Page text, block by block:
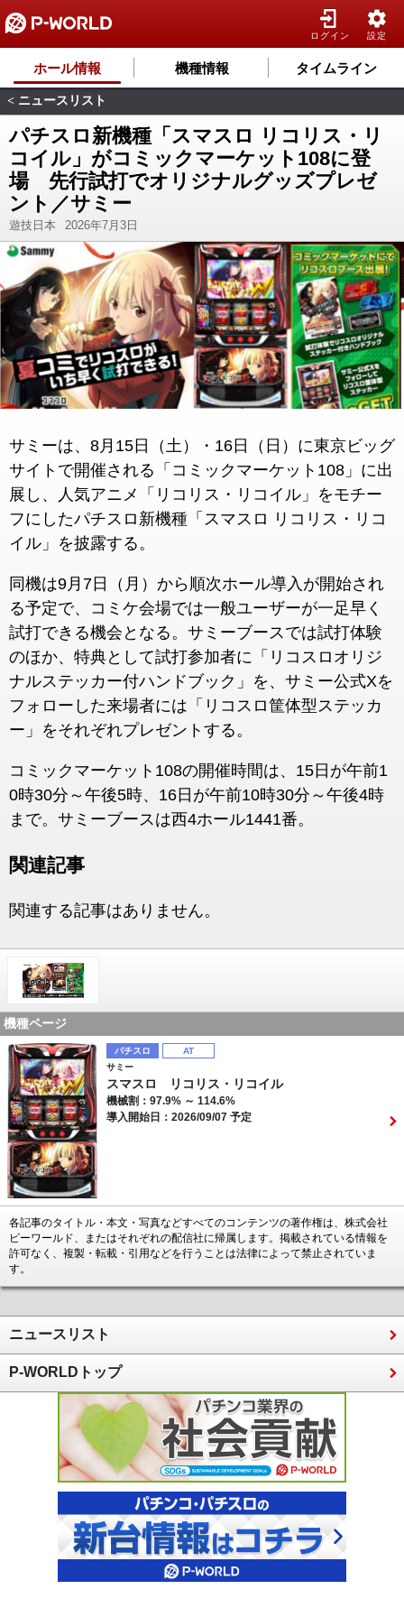
ログイン 設定
ホール情報 機種情報 タイムライン
< ニュースリスト
パチスロ新機種「スマスロ リコリス・リ
コイル」がコミックマーケット108に登
場 先行試打でオリジナルグッズプレゼ
ント／サミー
遊技日本 2026年7月3日
サミーは、8月15日（土）・16日（日）に東京ビッグ
サイトで開催される「コミックマーケット108」に出
展し、人気アニメ「リコリス・リコイル」をモチー
フにしたパチスロ新機種「スマスロ リコリス・リコ
イル」を披露する。
同機は9月7日（月）から順次ホール導入が開始され
る予定で、コミケ会場では一般ユーザーが一足早く
試打できる機会となる。サミーブースでは試打体験
のほか、特典として試打参加者に「リコスロオリジ
ナルステッカー付ハンドブック」を、サミー公式Xを
フォローした来場者には「リコスロ筐体型ステッカ
ー」をそれぞれプレゼントする。
コミックマーケット108の開催時間は、15日が午前1
0時30分～午後5時、16日が午前10時30分～午後4時
まで。サミーブースは西4ホール1441番。
関連記事
関連する記事はありません。
機種ページ
パチスロ
AT
サミー
スマスロ リコリス・リコイル
機械割：97.9% ～ 114.6%
導入開始日：2026/09/07 予定
各記事のタイトル・本文・写真などすべてのコンテンツの著作権は、株式会社
ピーワールド、またはそれぞれの配信社に帰属します。掲載されている情報を
許可なく、複製・転載・引用などを行うことは法律によって禁止されていま
す。
ニュースリスト
P-WORLDトップ